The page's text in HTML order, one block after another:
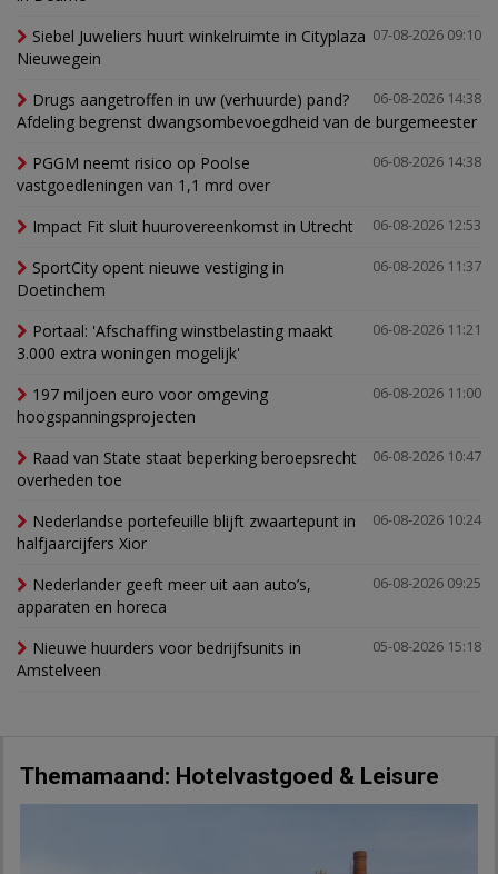
07-08-2026 09:10
Siebel Juweliers huurt winkelruimte in Cityplaza
Nieuwegein
06-08-2026 14:38
Drugs aangetroffen in uw (verhuurde) pand?
Afdeling begrenst dwangsombevoegdheid van de burgemeester
06-08-2026 14:38
PGGM neemt risico op Poolse
vastgoedleningen van 1,1 mrd over
06-08-2026 12:53
Impact Fit sluit huurovereenkomst in Utrecht
06-08-2026 11:37
SportCity opent nieuwe vestiging in
Doetinchem
06-08-2026 11:21
Portaal: 'Afschaffing winstbelasting maakt
3.000 extra woningen mogelijk'
06-08-2026 11:00
197 miljoen euro voor omgeving
hoogspanningsprojecten
06-08-2026 10:47
Raad van State staat beperking beroepsrecht
overheden toe
06-08-2026 10:24
Nederlandse portefeuille blijft zwaartepunt in
halfjaarcijfers Xior
06-08-2026 09:25
Nederlander geeft meer uit aan auto’s,
apparaten en horeca
05-08-2026 15:18
Nieuwe huurders voor bedrijfsunits in
Amstelveen
Themamaand: Hotelvastgoed & Leisure